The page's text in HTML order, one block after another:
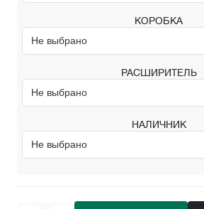
КОРОБКА
РАСШИРИТЕЛЬ
НАЛИЧНИК